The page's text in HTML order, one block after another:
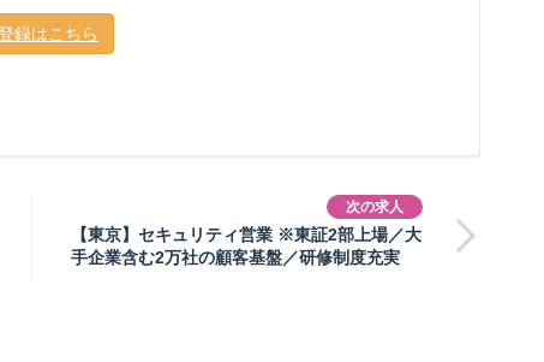
録はこちら
次の求人
【東京】セキュリティ営業 ※東証2部上場／大
手企業含む2万社の顧客基盤／研修制度充実